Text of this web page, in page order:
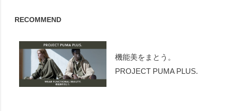
RECOMMEND
機能美をまとう。
PROJECT PUMA PLUS.